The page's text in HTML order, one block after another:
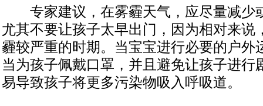
专家建议，在雾霾天气，应尽量减少
尤其不要让孩子太早出门，因为相对来说
霾较严重的时期。当宝宝进行必要的户外
当为孩子佩戴口罩，并且避免让孩子进行
易导致孩子将更多污染物吸入呼吸道。